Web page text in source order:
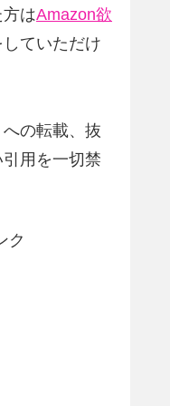
はAmazon欲
ていただけ
の転載、抜
用を一切禁
ク